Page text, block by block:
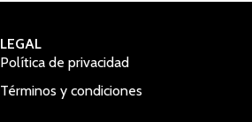
LEGAL
Política de privacidad
Términos y condiciones